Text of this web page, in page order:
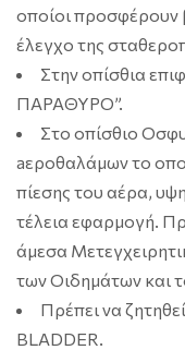
οποίοι προσφέρουν
έλεγχο της
Στην οπίσθια
ΠΑΡΑΘΥΡΟ”.
Στο οπίσθιο
aεροθαλάμων το
πίεσης του αέρα,
τέλεια εφαρμογή.
άμεσα
των Οιδημάτων και
Πρέπει να
BLADDER.